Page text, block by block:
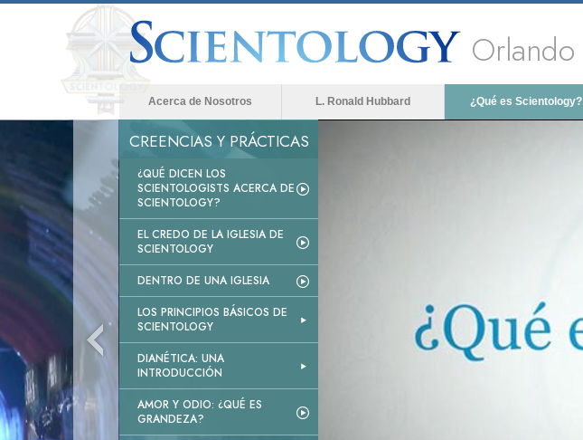
Orlando
Acerca de Nosotros L. Ronald Hubbard ¿Qué es Scientology?
CREENCIAS Y PRÁCTICAS
¿QUÉ DICEN LOS
SCIENTOLOGISTS ACERCA DE
SCIENTOLOGY?
EL CREDO DE LA IGLESIA DE
SCIENTOLOGY
DENTRO DE UNA IGLESIA
LOS PRINCIPIOS BÁSICOS DE
SCIENTOLOGY
DIANÉTICA: UNA
INTRODUCCIÓN
AMOR Y ODIO: ¿QUÉ ES
GRANDEZA?